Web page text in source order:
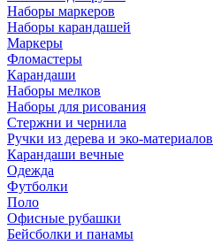
Наборы маркеров
Наборы карандашей
Маркеры
Фломастеры
Карандаши
Наборы мелков
Наборы для рисования
Стержни и чернила
Ручки из дерева и эко-материалов
Карандаши вечные
Одежда
Футболки
Поло
Офисные рубашки
Бейсболки и панамы